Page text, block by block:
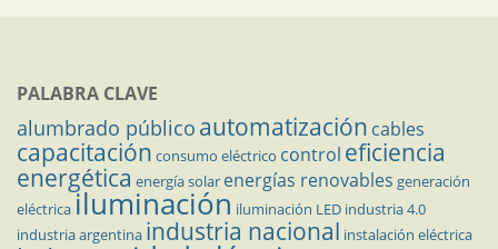
PALABRA CLAVE
alumbrado público automatización cables
capacitación consumo eléctrico control eficiencia
energética energía solar energías renovables generación
eléctricailuminación iluminación LED industria 4.0
industria argentina industria nacional instalación eléctrica